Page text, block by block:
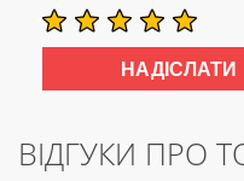
ВІДГУКИ ПРО